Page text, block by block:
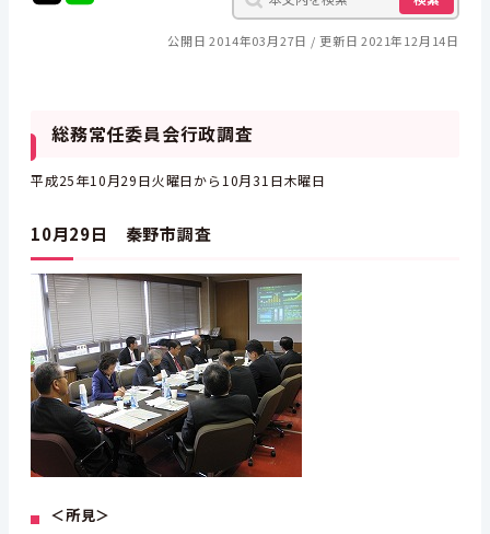
公開日 2014年03月27日 更新日 2021年12月14日
総務常任委員会行政調査
平成25年10月29日火曜日から10月31日木曜日
10月29日 秦野市調査
＜所見＞